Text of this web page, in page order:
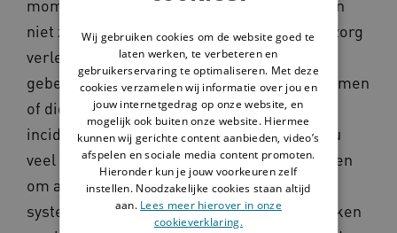
moment beschikbaar te stellen. Het gaat dan
niet zozeer over parate kennis over hoe de zorg
verleend moet worden, maar met name om
gebeurtenissen die wat minder vaak voorkomen
of die veel administratieve lasten geven. Bij
incidenten kost het de zorgmedewerkers nu
veel tijd om de juiste protocollen te zoeken en
om alle informatie te verwerken in de
systemen. Denk bijvoorbeeld aan het opzoeken
Wij gebruiken cookies om de website goed te
laten werken, te verbeteren en
gebruikerservaring te optimaliseren. Met deze
cookies verzamelen wij informatie over jou en
jouw internetgedrag op onze website, en
mogelijk ook buiten onze website. Hiermee
kunnen wij gerichte content aanbieden, video’s
afspelen en sociale media content promoten.
Hieronder kun je jouw voorkeuren zelf
instellen. Noodzakelijke cookies staan altijd
aan. Lees meer hierover in onze
cookieverklaring.